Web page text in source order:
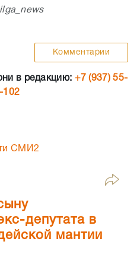
Комментарии
в редакцию: +7 (937) 55-
102
СМИ2
депутата в
мантии